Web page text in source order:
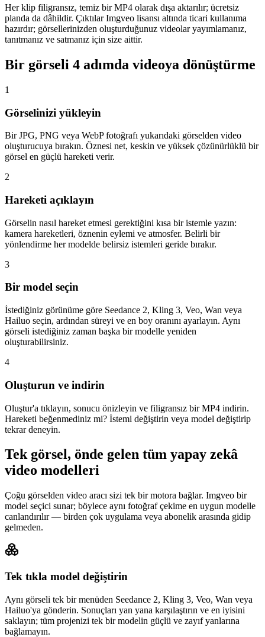
Her klip filigransız, temiz bir MP4 olarak dışa aktarılır; ücretsiz
planda da dâhildir. Çıktılar Imgveo lisansı altında ticari kullanıma
hazırdır; görsellerinizden oluşturduğunuz videolar yayımlamanız,
tanıtmanız ve satmanız için size aittir.
Bir görseli 4 adımda videoya dönüştürme
1
Görselinizi yükleyin
Bir JPG, PNG veya WebP fotoğrafı yukarıdaki görselden video
oluşturucuya bırakın. Öznesi net, keskin ve yüksek çözünürlüklü bir
görsel en güçlü hareketi verir.
2
Hareketi açıklayın
Görselin nasıl hareket etmesi gerektiğini kısa bir istemle yazın:
kamera hareketleri, öznenin eylemi ve atmosfer. Belirli bir
yönlendirme her modelde belirsiz istemleri geride bırakır.
3
Bir model seçin
İstediğiniz görünüme göre Seedance 2, Kling 3, Veo, Wan veya
Hailuo seçin, ardından süreyi ve en boy oranını ayarlayın. Aynı
görseli istediğiniz zaman başka bir modelle yeniden
oluşturabilirsiniz.
4
Oluşturun ve indirin
Oluştur'a tıklayın, sonucu önizleyin ve filigransız bir MP4 indirin.
Hareketi beğenmediniz mi? İstemi değiştirin veya model değiştirip
tekrar deneyin.
Tek görsel, önde gelen tüm yapay zekâ
video modelleri
Çoğu görselden video aracı sizi tek bir motora bağlar. Imgveo bir
model seçici sunar; böylece aynı fotoğraf çekime en uygun modelle
canlandırılır — birden çok uygulama veya abonelik arasında gidip
gelmeden.
Tek tıkla model değiştirin
Aynı görseli tek bir menüden Seedance 2, Kling 3, Veo, Wan veya
Hailuo'ya gönderin. Sonuçları yan yana karşılaştırın ve en iyisini
saklayın; tüm projenizi tek bir modelin güçlü ve zayıf yanlarına
bağlamayın.